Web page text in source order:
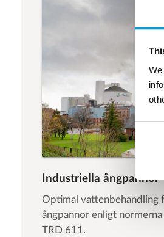
Industriella ångpannor
Optimal vattenbehandling
ångpannor enligt
TRD 611.